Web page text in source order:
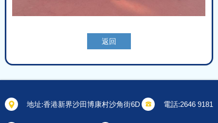
返回
地址:香港新界沙田博康村沙角街6D 電話:2646 9181